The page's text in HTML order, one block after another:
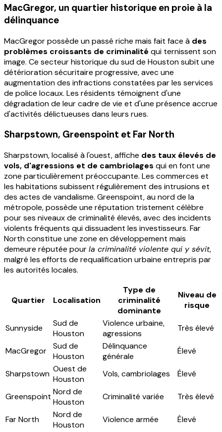
MacGregor, un quartier historique en proie à la
délinquance
MacGregor possède un passé riche mais fait face à des
problèmes croissants de criminalité qui ternissent son
image. Ce secteur historique du sud de Houston subit une
détérioration sécuritaire progressive, avec une
augmentation des infractions constatées par les services
de police locaux. Les résidents témoignent d'une
dégradation de leur cadre de vie et d'une présence accrue
d'activités délictueuses dans leurs rues.
Sharpstown, Greenspoint et Far North
Sharpstown, localisé à l'ouest, affiche des taux élevés de
vols, d'agressions et de cambriolages qui en font une
zone particulièrement préoccupante. Les commerces et
les habitations subissent régulièrement des intrusions et
des actes de vandalisme. Greenspoint, au nord de la
métropole, possède une réputation tristement célèbre
pour ses niveaux de criminalité élevés, avec des incidents
violents fréquents qui dissuadent les investisseurs. Far
North constitue une zone en développement mais
demeure réputée pourla criminalité violente qui y sévit,
malgré les efforts de requalification urbaine entrepris par
les autorités locales.
Quartier Localisation
Type de
criminalité
dominante
Niveau de
risque
Sunnyside
Sud de
Houston
Violence urbaine,
agressions
Très élevé
MacGregor
Sud de
Houston
Délinquance
générale
Élevé
Sharpstown Ouest de
Houston
Vols, cambriolages Élevé
Greenspoint Nord de
Houston
Criminalité variée Très élevé
Far North
Nord de
Houston
Violence armée Élevé